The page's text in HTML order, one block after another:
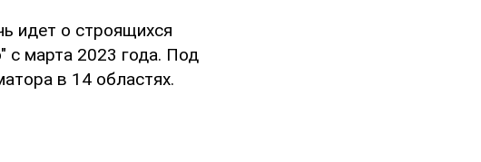
идет о строящихся
с марта 2023 года. Под
в 14 областях.